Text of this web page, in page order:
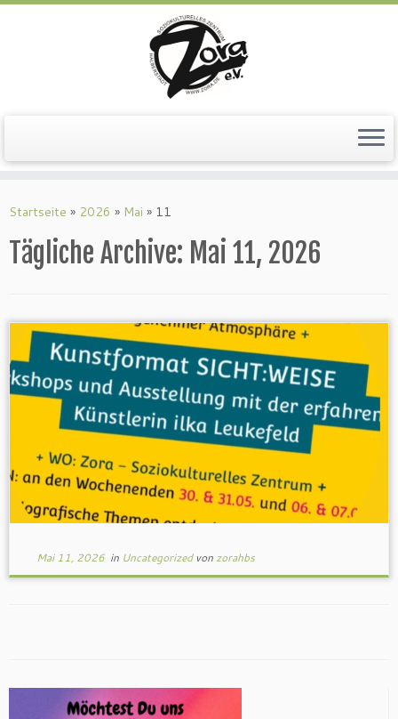
Zum
Startseite » 2026 » Mai » 11
Tägliche Archive: Mai 11, 2026
Mai 11, 2026in Uncategorized von zorahbs